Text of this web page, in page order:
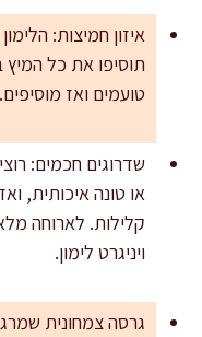
איזון חמיצות:
טועמים ואז מוסיפים.
או טונה איכותית,
קלילות. לארוחה
ויניגרט לימון.
גרסה צמחונית